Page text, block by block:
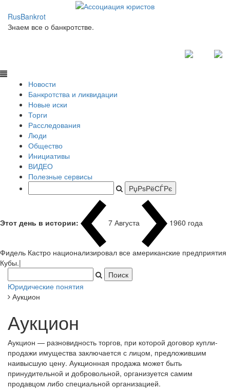
RusBankrot
Знаем все о банкротстве.
Новости
Банкротства и ликвидации
Новые иски
Торги
Расследования
Люди
Общество
Инициативы
ВИДЕО
Полезные сервисы
Этот день в истории: 7 Августа 1960 года
Фидель Кастро национализировал все американские предприятия
Кубы.|
Юридические понятия
Аукцион
Аукцион
Аукцион — разновидность торгов, при которой договор купли-
продажи имущества заключается с лицом, предложившим
наивысшую цену. Аукционная продажа может быть
принудительной и добровольной, организуется самим
продавцом либо специальной организацией.